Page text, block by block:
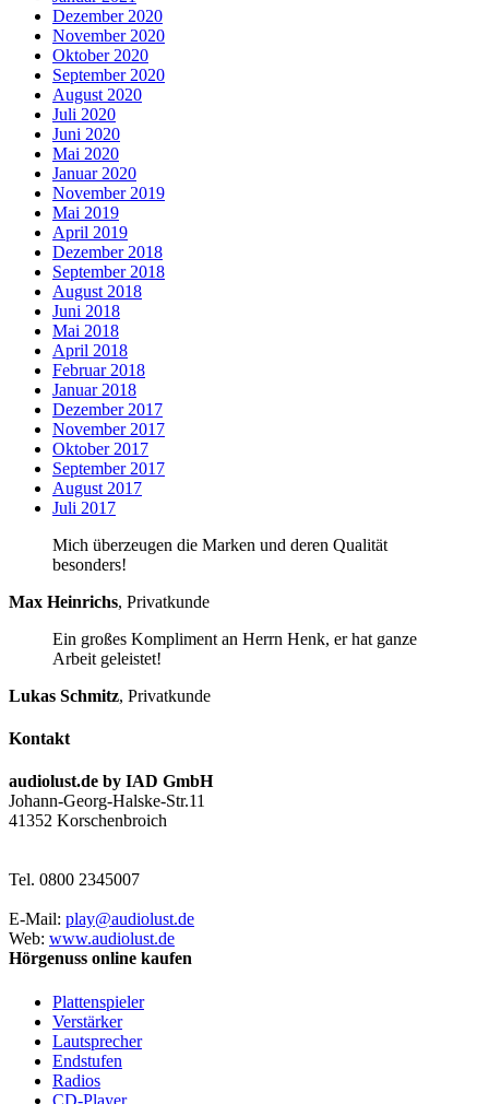
Dezember 2020
November 2020
Oktober 2020
September 2020
August 2020
Juli 2020
Juni 2020
Mai 2020
Januar 2020
November 2019
Mai 2019
April 2019
Dezember 2018
September 2018
August 2018
Juni 2018
Mai 2018
April 2018
Februar 2018
Januar 2018
Dezember 2017
November 2017
Oktober 2017
September 2017
August 2017
Juli 2017
Mich überzeugen die Marken und deren Qualität
besonders!
Max Heinrichs, Privatkunde
Ein großes Kompliment an Herrn Henk, er hat ganze
Arbeit geleistet!
Lukas Schmitz, Privatkunde
Kontakt
audiolust.de by IAD GmbH
Johann-Georg-Halske-Str.11
41352 Korschenbroich
Tel. 0800 2345007
E-Mail: play@audiolust.de
Web: www.audiolust.de
Hörgenuss online kaufen
Plattenspieler
Verstärker
Lautsprecher
Endstufen
Radios
CD-Player